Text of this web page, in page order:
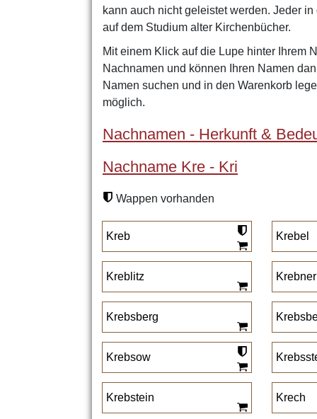
kann auch nicht geleistet werden. Jeder
auf dem Studium alter Kirchenbücher.
Mit einem Klick auf die Lupe hinter Ihrem
Nachnamen und können Ihren Namen
Namen suchen und in den Warenkorb
möglich.
Nachnamen - Herkunft &
Nachname Kre - Kri
Wappen vorhanden
Kreb Krebel
Kreblitz Krebner
Krebsberg
Krebsow
Krebstein Krech